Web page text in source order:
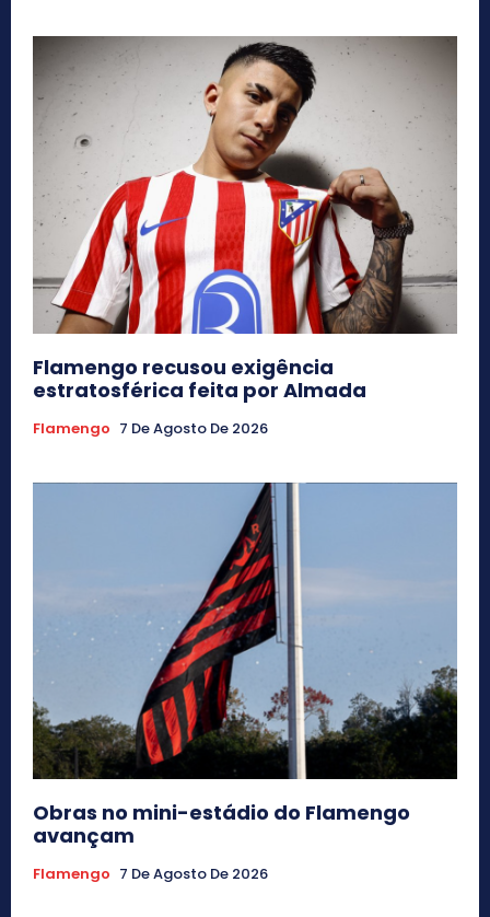
Flamengo recusou exigência
estratosférica feita por Almada
Flamengo 7 De Agosto De 2026
Obras no mini-estádio do Flamengo
avançam
Flamengo 7 De Agosto De 2026